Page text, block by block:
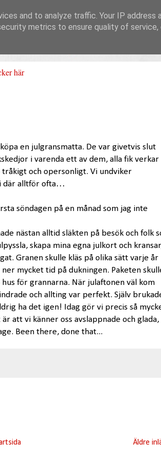
här
en julgransmatta. De var givetvis slut
i varenda ett av dem, alla fik verkar
och opersonligt. Vi undviker
där alltför ofta…
söndagen på en månad som jag inte
nästan alltid släkten på besök och folk
skapa mina egna julkort och
Granen skulle kläs på olika sätt varje år
mycket tid på dukningen. Paketen
för grannarna. När julaftonen väl kom
och allting var perfekt. Själv
ha det igen! Idag gör vi precis så
att vi känner oss avslappnade och glada,
Been there, done that...
Äldre
and to analyze traffic. Your IP address
metrics to ensure quality of service,